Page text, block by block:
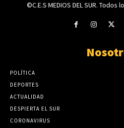
©C.E.S MEDIOS DEL SUR.
POLÍTICA
DEPORTES
ACTUALIDAD
DESPIERTA EL SUR
CORONAVIRUS